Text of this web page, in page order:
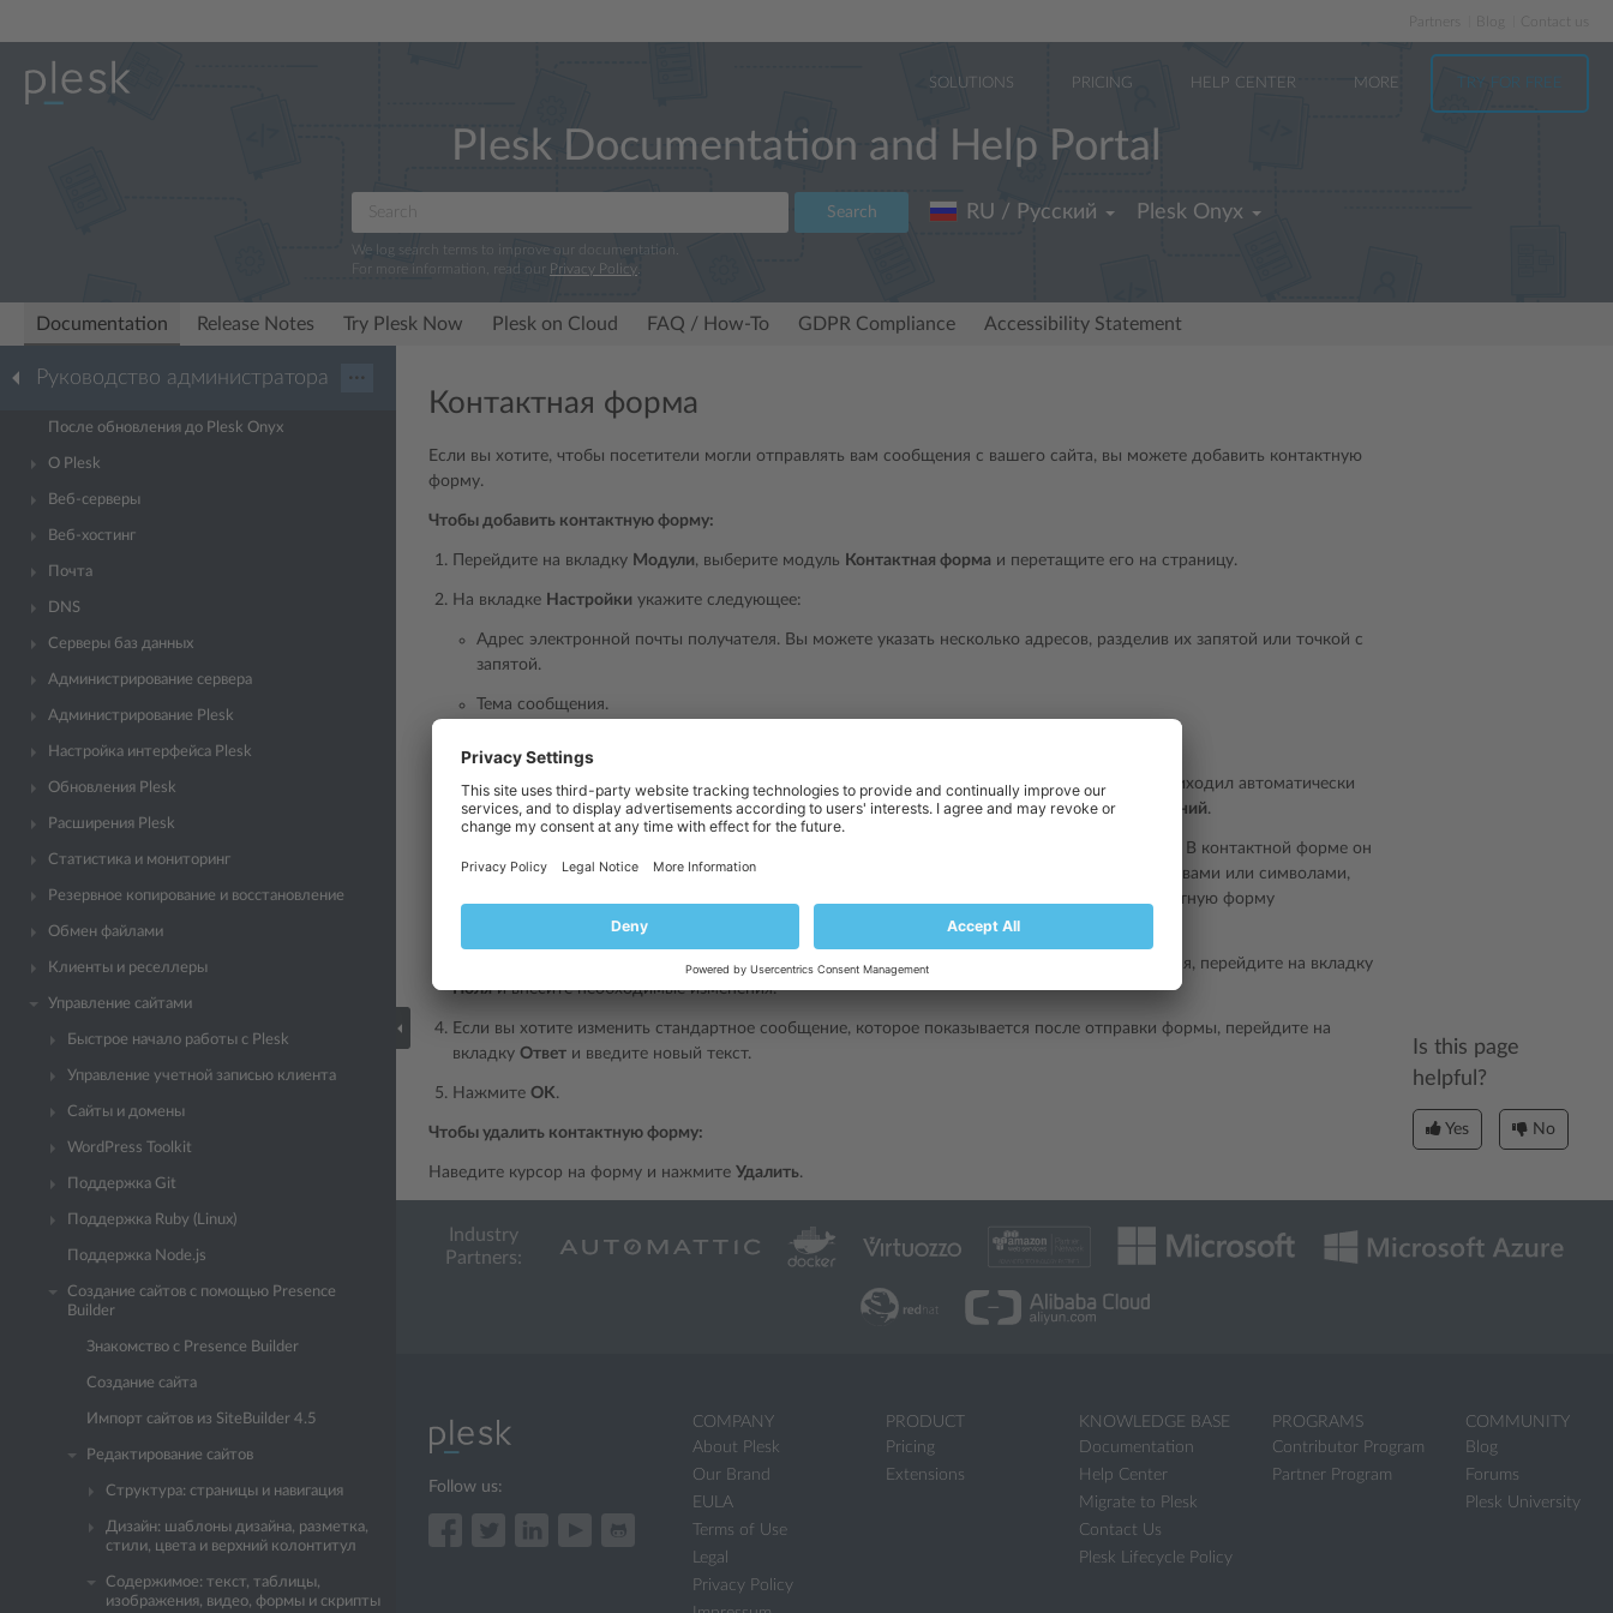
Partners
SOLUTIONS PRICING HELP CENTER MORE TRY FOR FREE
Plesk Documentation and Help Portal
Search
We log search terms to improve our documentation.
For more information, read our Privacy Policy
RU / Русский Plesk Onyx
Documentation Release Notes Try Plesk Now Plesk on Cloud FAQ / How-To GDPR Compliance Accessibility Statement
Руководство администратора ···
После обновления до Plesk Onyx
О Plesk
Веб-серверы
Веб-хостинг
Почта
DNS
Серверы баз данных
Администрирование сервера
Администрирование Plesk
Настройка интерфейса Plesk
Обновления Plesk
Расширения Plesk
Статистика и мониторинг
Резервное копирование и восстановление
Обмен файлами
Клиенты и реселлеры
Управление сайтами
Быстрое начало работы с Plesk
Управление учетной записью клиента
Сайты и домены
WordPress Toolkit
Поддержка Git
Поддержка Ruby (Linux)
Поддержка Node.js
Создание сайтов с помощью Presence
Builder
Знакомство с Presence Builder
Создание сайта
Импорт сайтов из SiteBuilder 4.5
Редактирование сайтов
Структура: страницы и навигация
Дизайн: шаблоны дизайна, разметка,
стили, цвета и верхний колонтитул
Содержимое: текст, таблицы,
изображения, видео, формы и скрипты
Контактная форма
Если вы хотите, чтобы посетители могли отправлять вам сообщения с вашего сайта, вы можете добавить контактную
форму.
Чтобы добавить контактную форму:
Перейдите на вкладку Модули, выберите модуль Контактная форма и перетащите его на страницу.
На вкладке Настройки укажите следующее:
Адрес электронной почты получателя. Вы можете указать несколько адресов, разделив их запятой или точкой с
запятой.
Тема сообщения.
Защита от автоматических спам-сообщений. Чтобы через вашу контактную форму не приходил автоматически
рассылаемый спам, поставьте галочкуВключить защиту от автоматических спам-сообщений.
Эта защита основана на очень эффективном механизме, который называется reCAPTCHA. В контактной форме он
реализован в виде поля для ввода и расположенной рядом картинки с искаженными словами или символами,
которые способен распознать только человек. Перед отправкой сообщения через контактную форму
пользователь должен будет определить эти символы и ввести их в поле.
Если вы хотите добавить, переместить или удалить поля из формы или изменить их названия, перейдите на вкладку
Поляи внесите необходимые изменения.
Если вы хотите изменить стандартное сообщение, которое показывается после отправки формы, перейдите на
вкладку Ответ и введите новый текст.
Нажмите OK.
Чтобы удалить контактную форму:
Наведите курсор на форму и нажмите Удалить.
Is this page
helpful?
Yes No
Industry
Partners:
Follow us:
COMPANY
About Plesk
Our Brand
EULA
Terms of Use
Legal
Privacy Policy
PRODUCT
Pricing
Extensions
KNOWLEDGE BASE
Documentation
Help Center
Migrate to Plesk
Contact Us
Plesk Lifecycle Policy
PROGRAMS
Contributor Program
Partner Program
COMMUNITY
Blog
Forums
Plesk University